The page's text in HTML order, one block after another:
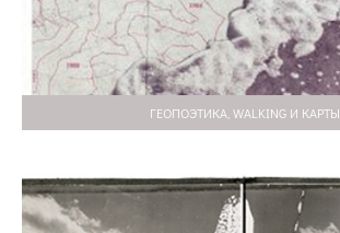
ГЕОПОЭТИКА, WALKING И КАРТЫ